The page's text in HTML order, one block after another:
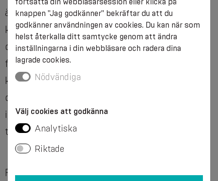
även känd som golfarmbåge. Detta problem
kan också försvåra livet för yrkesgrupper som
dagligen utför monotona rörelser, t.ex. kockar,
frisörer, transportbandsarbetare,
kontorsarbetare som dagligen arbetar vid
datorn och andra arbetare, samt andra
idrottare än tyngdlyftare: golfare,
tennisspelare med mera.
För att diagnostisera detta problem måste en
knappen "Jag godkänner" bekräftar du att du
godkänner användningen av cookies. Du kan när som
helst återkalla ditt samtycke genom att ändra
inställningarna i din webbläsare och radera dina
lagrade cookies.
Nödvändiga
Välj cookies att godkänna
Analytiska
Riktade